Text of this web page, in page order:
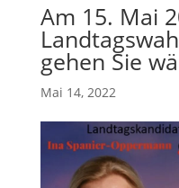
Am 15. Mai
gehen Sie
Mai 14, 2022